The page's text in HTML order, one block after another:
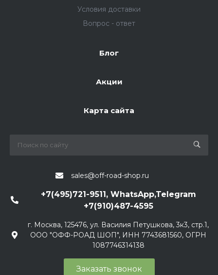
Условия доставки
Вопрос - ответ
Блог
Акции
Карта сайта
sales@off-road-shop.ru
+7(495)721-9511, WhatsApp,Telegram
+7(910)487-4595
г. Москва, 125476, ул. Василия Петушкова, 3к3, стр.1,
ООО "ОФФ-РОАД ШОП", ИНН 7743681560, ОГРН
1087746314138
Заказать звонок